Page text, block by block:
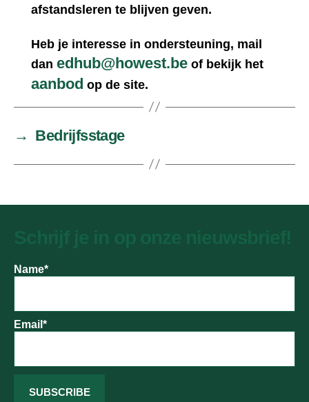
afstandsleren te blijven geven.
Heb je interesse in ondersteuning, mail
dan edhub@howest.be of bekijk het
aanbod op de site.
→ Bedrijfsstage
Name*
Email*